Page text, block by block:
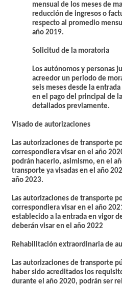
mensual de los meses de
reducción de ingresos o
respecto al promedio
año 2019.
Solicitud de la moratoria
Los autónomos y personas
acreedor un periodo de
seis meses desde la
en el pago del principal de
detallados previamente.
Visado de autorizaciones
Las autorizaciones de transporte
correspondiera visar en el año
podrán hacerlo, asimismo, en el
transporte ya visadas en el año
año 2023.
Las autorizaciones de transporte
correspondiera visar en el año
establecido a la entrada en vigor
deberán visar en el año 2022
Rehabilitación extraordinaria de
Las autorizaciones de transporte
haber sido acreditados los
durante el año 2020, podrán ser